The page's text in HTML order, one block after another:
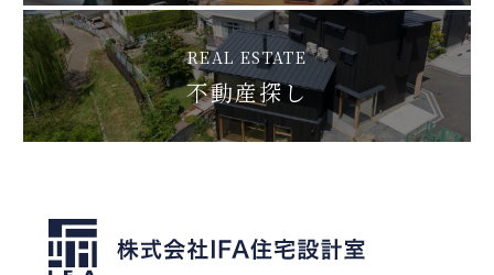
REAL ESTATE
不動産探し